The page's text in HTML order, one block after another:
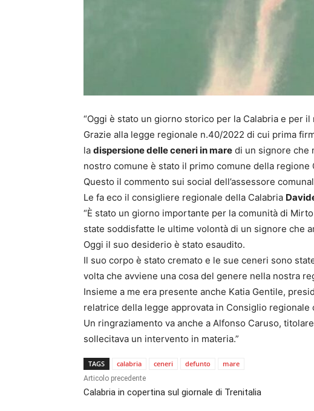
“Oggi è stato un giorno storico per la Calabria e per
Grazie alla legge regionale n.40/2022 di cui prima
la dispersione delle ceneri in mare di un signore che
nostro comune è stato il primo comune della regione
Questo il commento sui social dell’assessore
Le fa eco il consigliere regionale della Calabria
“È stato un giorno importante per la comunità di
state soddisfatte le ultime volontà di un signore che
Oggi il suo desiderio è stato esaudito.
Il suo corpo è stato cremato e le sue ceneri sono
volta che avviene una cosa del genere nella nostra
Insieme a me era presente anche Katia Gentile,
relatrice della legge approvata in Consiglio regionale
Un ringraziamento va anche a Alfonso Caruso,
sollecitava un intervento in materia.”
TAGS calabria ceneri defunto mare
Articolo precedente
Calabria in copertina sul giornale di Trenitalia